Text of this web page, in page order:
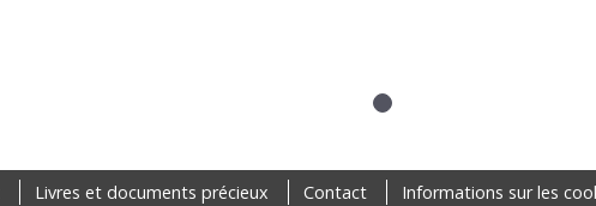
Livres et documents précieux Contact Informations sur les